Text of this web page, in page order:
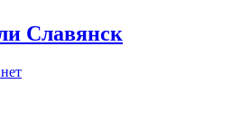
Славянск